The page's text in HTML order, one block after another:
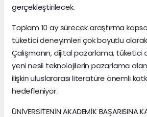
gerçekleştirilecek.
Toplam 10 ay sürecek araştırma
tüketici deneyimleri çok boyutlu
Çalışmanın, dijital pazarlama, tüketici
yeni nesil teknolojilerin pazarlama
ilişkin uluslararası literatüre önemli
hedefleniyor.
ÜNİVERSİTENİN AKADEMİK BAŞARISINA